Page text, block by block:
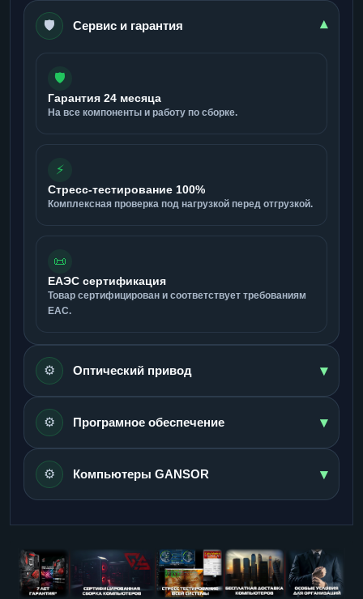
🛡️ Сервис и гарантия ▾
🛡️
Гарантия 24 месяца
На все компоненты и работу по сборке.
⚡
Стресс-тестирование 100%
Комплексная проверка под нагрузкой перед отгрузкой.
📜
ЕАЭС сертификация
Товар сертифицирован и соответствует требованиям
ЕАС.
⚙️ Оптический привод ▾
⚙️ Програмное обеспечение ▾
⚙️ Компьютеры GANSOR ▾